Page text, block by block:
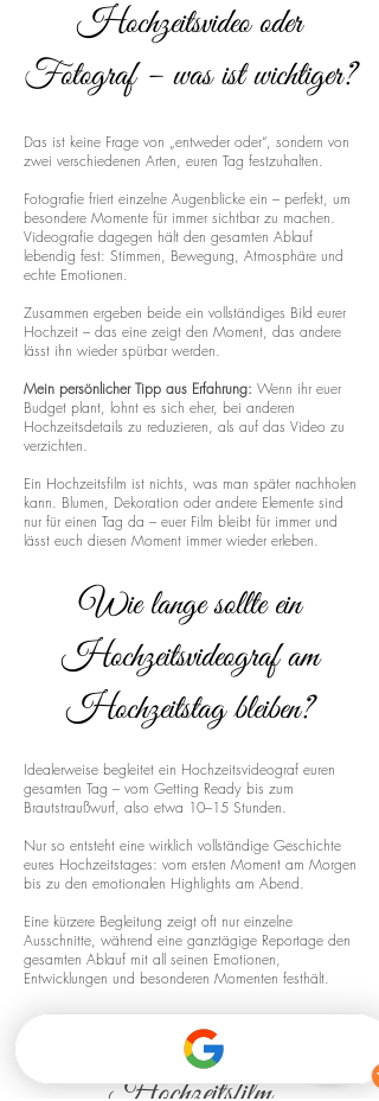
Hochzeitsvideo oder
Fotograf – was ist wichtiger?
Das ist keine Frage von „entweder oder“, sondern von
zwei verschiedenen Arten, euren Tag festzuhalten.
Fotografie friert einzelne Augenblicke ein – perfekt, um
besondere Momente für immer sichtbar zu machen.
Videografie dagegen hält den gesamten Ablauf
lebendig fest: Stimmen, Bewegung, Atmosphäre und
echte Emotionen.
Zusammen ergeben beide ein vollständiges Bild eurer
Hochzeit – das eine zeigt den Moment, das andere
lässt ihn wieder spürbar werden.
Mein persönlicher Tipp aus Erfahrung: Wenn ihr euer
Budget plant, lohnt es sich eher, bei anderen
Hochzeitsdetails zu reduzieren, als auf das Video zu
verzichten.
Ein Hochzeitsfilm ist nichts, was man später nachholen
kann. Blumen, Dekoration oder andere Elemente sind
nur für einen Tag da – euer Film bleibt für immer und
lässt euch diesen Moment immer wieder erleben.
Wie lange sollte ein
Hochzeitsvideograf am
Hochzeitstag bleiben?
Idealerweise begleitet ein Hochzeitsvideograf euren
gesamten Tag – vom Getting Ready bis zum
Brautstraußwurf, also etwa 10–15 Stunden.
Nur so entsteht eine wirklich vollständige Geschichte
eures Hochzeitstages: vom ersten Moment am Morgen
bis zu den emotionalen Highlights am Abend.
Eine kürzere Begleitung zeigt oft nur einzelne
Ausschnitte, während eine ganztägige Reportage den
gesamten Ablauf mit all seinen Emotionen,
Entwicklungen und besonderen Momenten festhält.
Drohnenaufnahmen für euren